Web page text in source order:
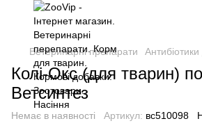
Ветеринарні препарати
Колі-Окс (для тварин)
Ветсинтез
Немає в наявності Артикул: вс510098